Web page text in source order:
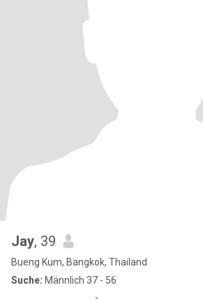
Jay, 39
Bueng Kum, Bangkok, Thailand
Suche: Männlich 37 - 56